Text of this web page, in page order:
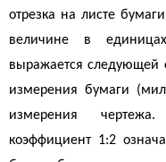
отрезка на листе
величине в
выражается следующей
измерения бумаги
измерения
коэффициент 1:2